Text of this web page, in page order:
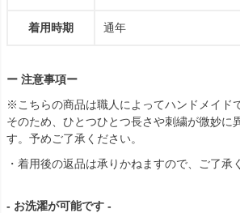
着用時期 通年
ー 注意事項ー
※こちらの商品は職人によってハンドメイド
そのため、ひとつひとつ長さや刺繍が微妙に
す。予めご了承ください。
・着用後の返品は承りかねますので、ご了承
- お洗濯が可能です -